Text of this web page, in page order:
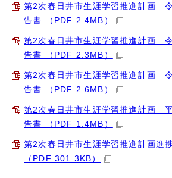
第2次春日井市生涯学習推進計画
告書 （PDF 2.4MB）
第2次春日井市生涯学習推進計画
告書 （PDF 2.3MB）
第2次春日井市生涯学習推進計画
告書 （PDF 2.6MB）
第2次春日井市生涯学習推進計画
告書 （PDF 1.4MB）
第2次春日井市生涯学習推進計画進
（PDF 301.3KB）